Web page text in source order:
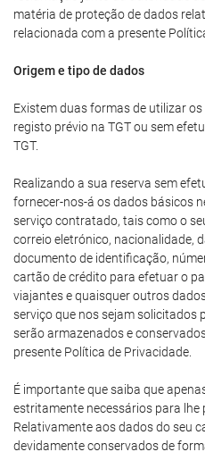
matéria de proteção de dados
relacionada com a presente
Origem e tipo de dados
Existem duas formas de utilizar
registo prévio na TGT ou sem
TGT.
Realizando a sua reserva sem
fornecer-nos-á os dados básicos
serviço contratado, tais como o
correio eletrónico, nacionalidade,
documento de identificação,
cartão de crédito para efetuar o
viajantes e quaisquer outros
serviço que nos sejam solicitados
serão armazenados e
presente Política de Privacidade.
É importante que saiba que
estritamente necessários para lhe
Relativamente aos dados do seu
devidamente conservados de